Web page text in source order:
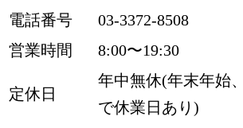
電話番号
03-3372-8508
営業時間
8:00〜19:30
定休日
年中無休(年末年始
で休業日あり)